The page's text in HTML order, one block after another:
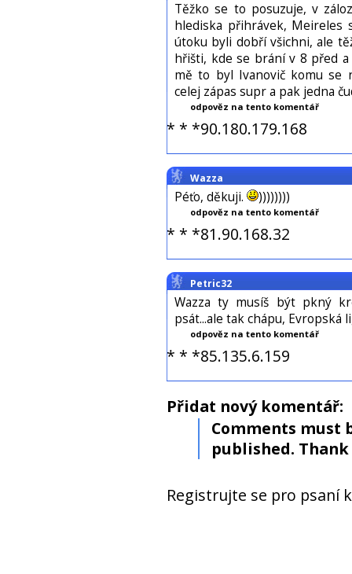
Těžko se to posuzuje, v
hlediska přihrávek, Meireles
útoku byli dobří všichni, ale
hřišti, kde se brání v 8 před
mě to byl Ivanovič komu se
celej zápas supr a pak jedna
odpověz na tento komentář
* * *90.180.179.168
Wazza
Péťo, děkuji. ))))))))
odpověz na tento komentář
* * *81.90.168.32
Petric32
Wazza ty musíš být pkný
psát...ale tak chápu, Evropská
odpověz na tento komentář
* * *85.135.6.159
Přidat nový komentář:
Comments must
published. Thank
Registrujte se pro psaní